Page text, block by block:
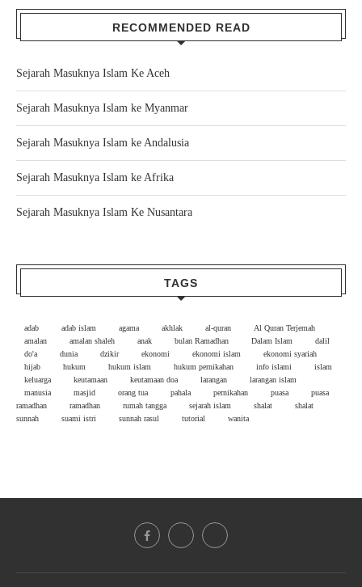
RECOMMENDED READ
Sejarah Masuknya Islam Ke Aceh
Sejarah Masuknya Islam ke Myanmar
Sejarah Masuknya Islam ke Andalusia
Sejarah Masuknya Islam ke Afrika
Sejarah Masuknya Islam Ke Nusantara
TAGS
adab adab islam agama akhlak al-quran
Al Quran Terjemah
amalan
amalan shaleh anak bulan Ramadhan Dalam Islam
dalil
do'a
dunia dzikir ekonomi ekonomi islam
ekonomi syariah
hijab
hukum hukum islam hukum pernikahan info islami
islam
keluarga
keutamaan keutamaan doa larangan
larangan islam
manusia
masjid orang tua pahala pernikahan puasa
puasa
ramadhan
ramadhan rumah tangga sejarah islam shalat
shalat
sunnah
suami istri sunnah rasul tutorial wanita